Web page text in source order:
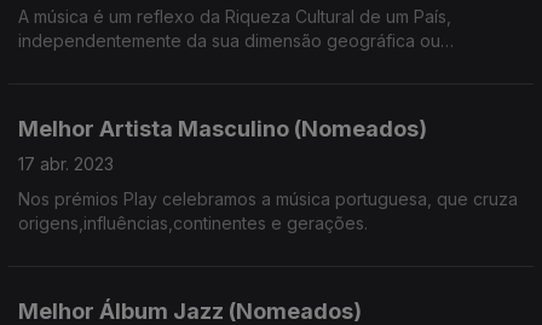
A música é um reflexo da Riqueza Cultural de um País,
independentemente da sua dimensão geográfica ou
Melhor Artista Masculino (Nomeados)
17 abr. 2023
Nos prémios Play celebramos a música portuguesa, que cruza
origens,influências,continentes e gerações.
Melhor Álbum Jazz (Nomeados)